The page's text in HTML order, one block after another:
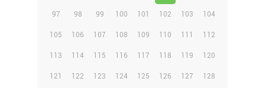
97 98 99 100 101 102 103 104
105 106 107 108 109 110 111 112
113 114 115 116 117 118 119 120
121 122 123 124 125 126 127 128